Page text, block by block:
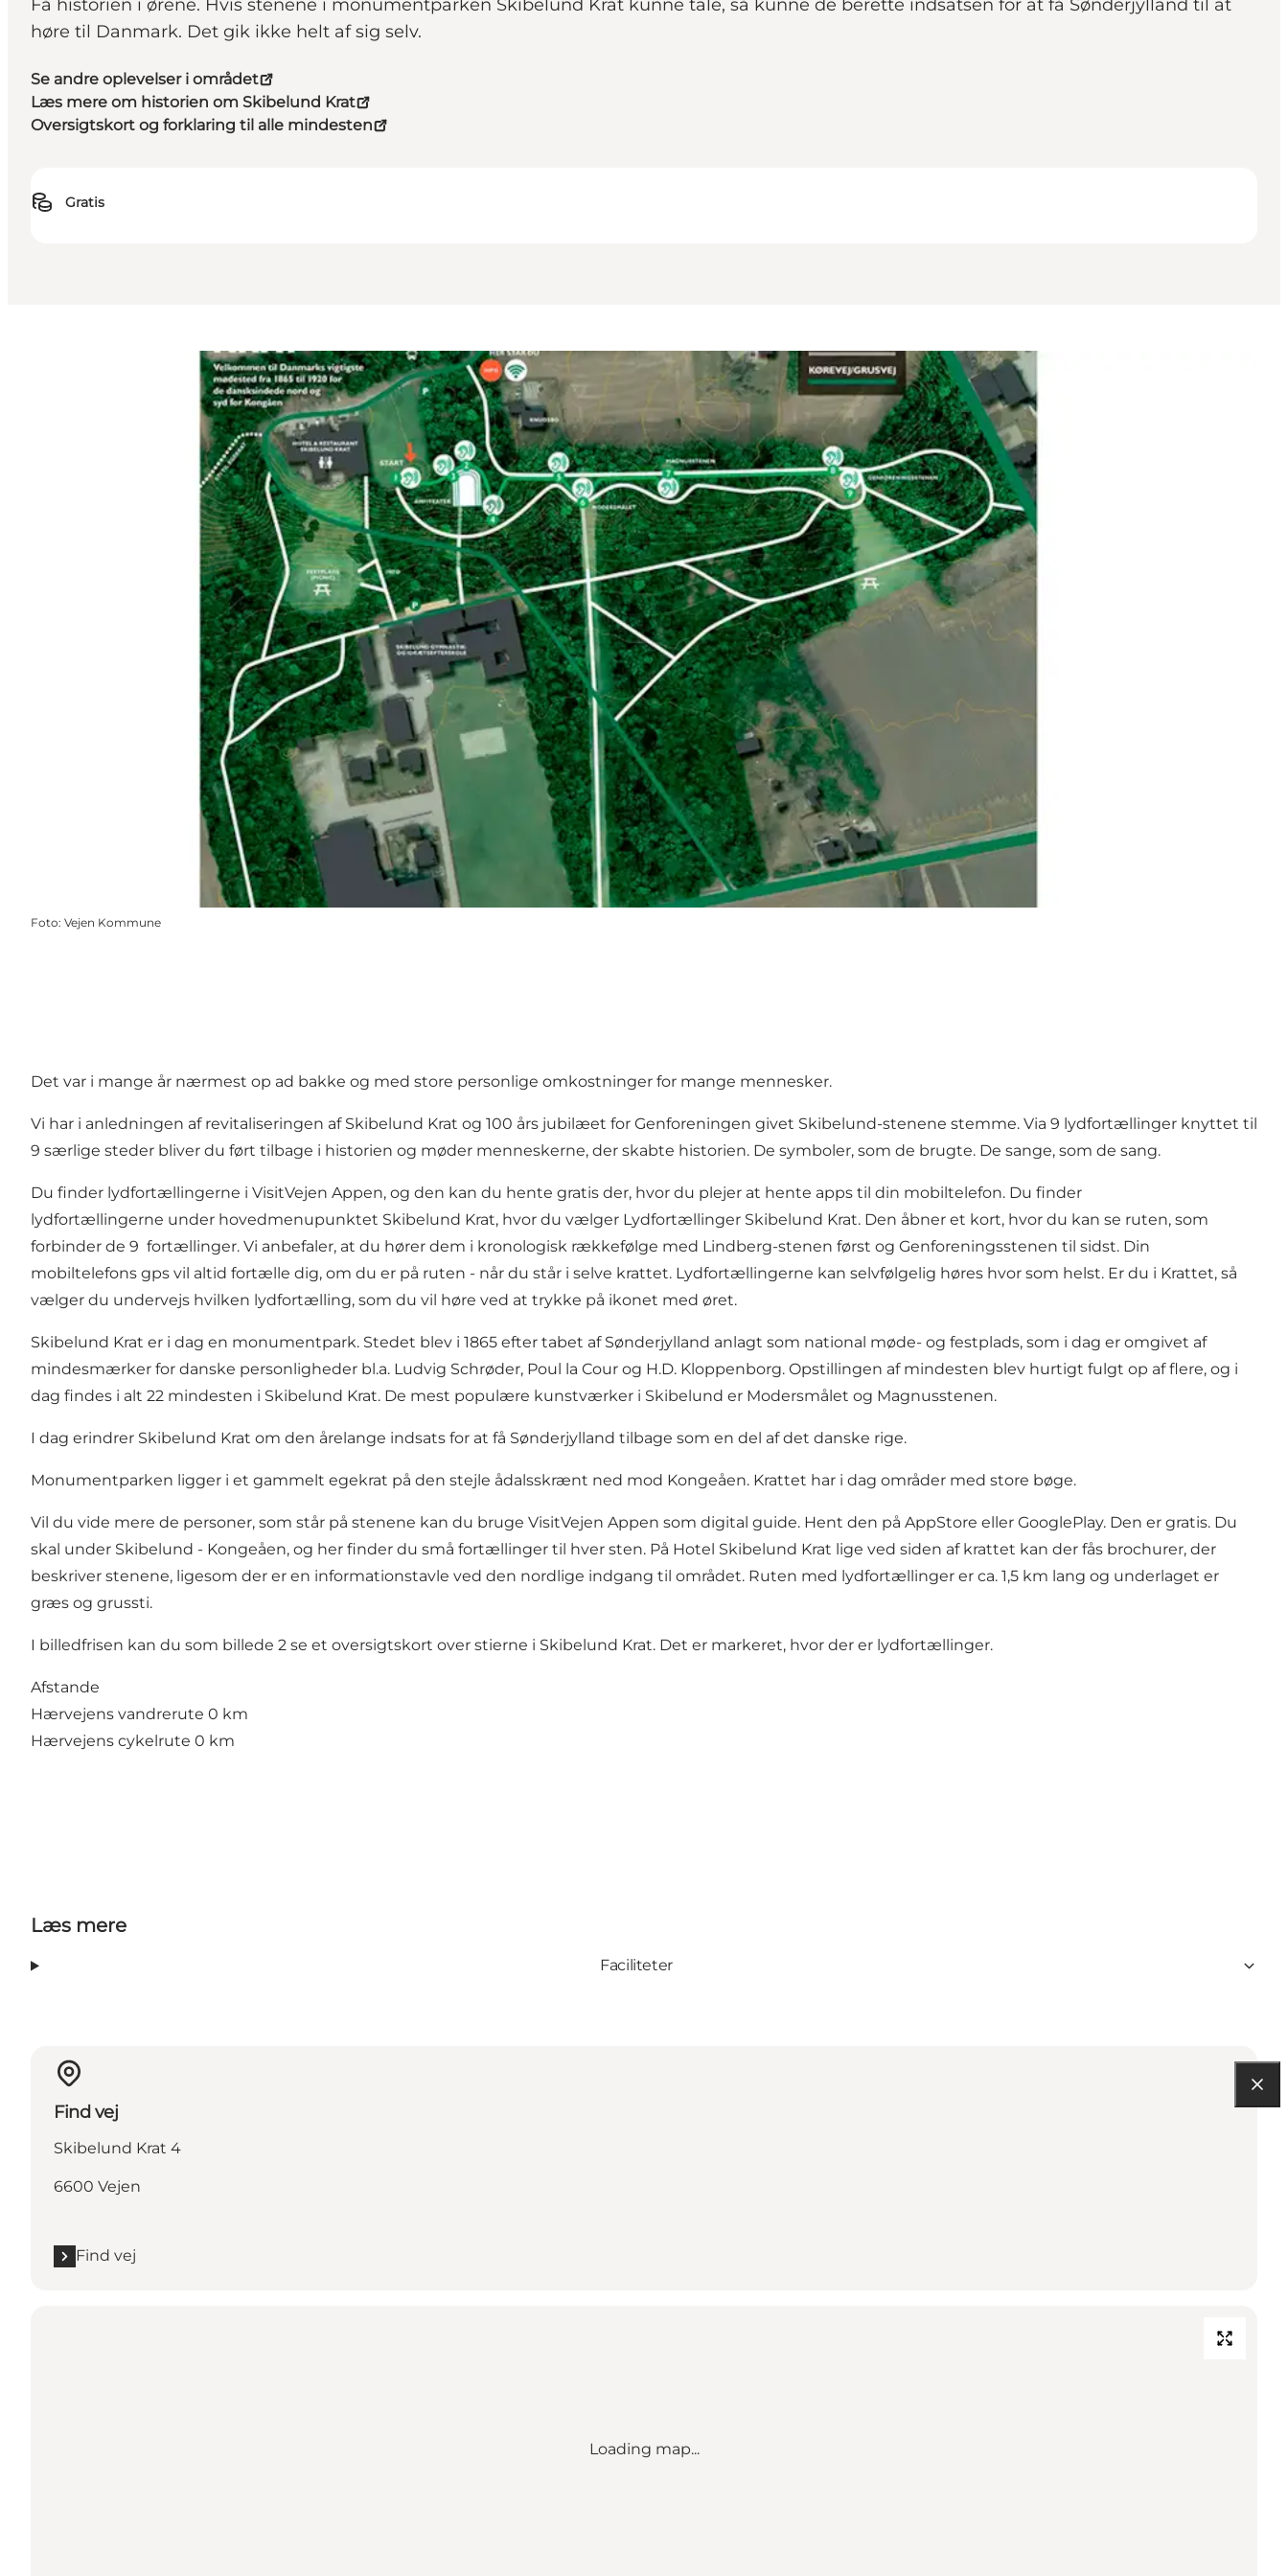
Få historien i ørene. Hvis stenene i monumentparken Skibelund Krat kunne tale, så kunne de berette indsatsen for at få Sønderjylland til at
høre til Danmark. Det gik ikke helt af sig selv.
Se andre oplevelser i området
Læs mere om historien om Skibelund Krat
Oversigtskort og forklaring til alle mindesten
Gratis
Foto: Vejen Kommune
Det var i mange år nærmest op ad bakke og med store personlige omkostninger for mange mennesker.
Vi har i anledningen af revitaliseringen af Skibelund Krat og 100 års jubilæet for Genforeningen givet Skibelund-stenene stemme. Via 9 lydfortællinger knyttet til
9 særlige steder bliver du ført tilbage i historien og møder menneskerne, der skabte historien. De symboler, som de brugte. De sange, som de sang.
Du finder lydfortællingerne i VisitVejen Appen, og den kan du hente gratis der, hvor du plejer at hente apps til din mobiltelefon. Du finder
lydfortællingerne under hovedmenupunktet Skibelund Krat, hvor du vælger Lydfortællinger Skibelund Krat. Den åbner et kort, hvor du kan se ruten, som
forbinder de 9 fortællinger. Vi anbefaler, at du hører dem i kronologisk rækkefølge med Lindberg-stenen først og Genforeningsstenen til sidst. Din
mobiltelefons gps vil altid fortælle dig, om du er på ruten - når du står i selve krattet. Lydfortællingerne kan selvfølgelig høres hvor som helst. Er du i Krattet, så
vælger du undervejs hvilken lydfortælling, som du vil høre ved at trykke på ikonet med øret.
Skibelund Krat er i dag en monumentpark. Stedet blev i 1865 efter tabet af Sønderjylland anlagt som national møde- og festplads, som i dag er omgivet af
mindesmærker for danske personligheder bl.a. Ludvig Schrøder, Poul la Cour og H.D. Kloppenborg. Opstillingen af mindesten blev hurtigt fulgt op af flere, og i
dag findes i alt 22 mindesten i Skibelund Krat. De mest populære kunstværker i Skibelund er Modersmålet og Magnusstenen.
I dag erindrer Skibelund Krat om den årelange indsats for at få Sønderjylland tilbage som en del af det danske rige.
Monumentparken ligger i et gammelt egekrat på den stejle ådalsskrænt ned mod Kongeåen. Krattet har i dag områder med store bøge.
Vil du vide mere de personer, som står på stenene kan du bruge VisitVejen Appen som digital guide. Hent den på AppStore eller GooglePlay. Den er gratis. Du
skal under Skibelund - Kongeåen, og her finder du små fortællinger til hver sten. På Hotel Skibelund Krat lige ved siden af krattet kan der fås brochurer, der
beskriver stenene, ligesom der er en informationstavle ved den nordlige indgang til området. Ruten med lydfortællinger er ca. 1,5 km lang og underlaget er
græs og grussti.
I billedfrisen kan du som billede 2 se et oversigtskort over stierne i Skibelund Krat. Det er markeret, hvor der er lydfortællinger.
Afstande
Hærvejens vandrerute 0 km
Hærvejens cykelrute 0 km
Læs mere
Faciliteter
Find vej
Skibelund Krat 4
6600 Vejen
Find vej
Loading map...